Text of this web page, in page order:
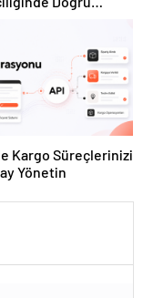
Kargo Süreçlerinizi
Yönetin